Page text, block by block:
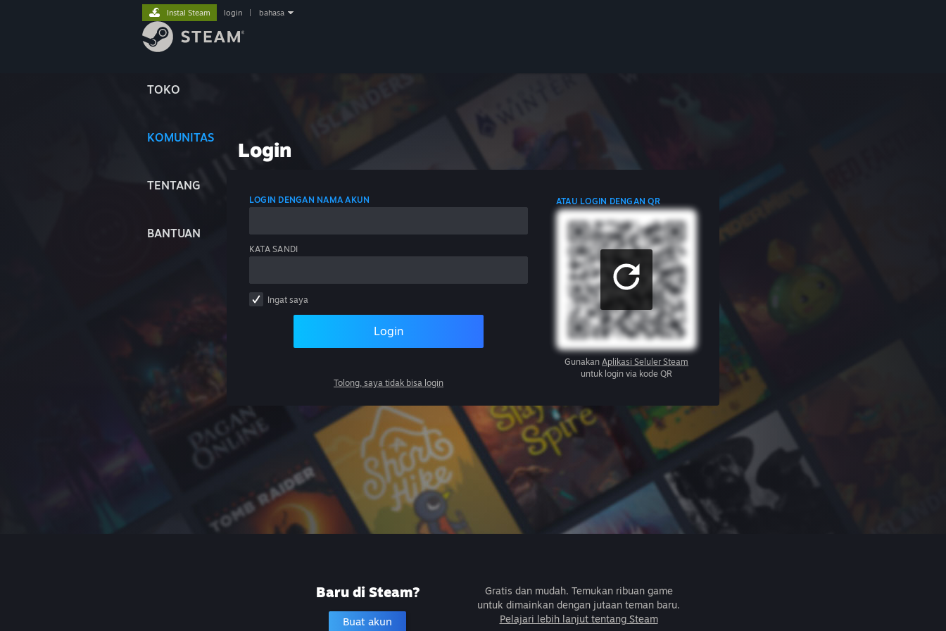
TOKO
KOMUNITAS
TENTANG
BANTUAN
Instal Steam login bahasa
Login
LOGIN DENGAN NAMA AKUN
KATA SANDI
Ingat saya
Login
Tolong, saya tidak bisa login
ATAU LOGIN DENGAN QR
Gunakan Aplikasi Seluler Steam
untuk login via kode QR
Baru di Steam?
Buat akun
Gratis dan mudah. Temukan ribuan game
untuk dimainkan dengan jutaan teman baru.
Pelajari lebih lanjut tentang Steam